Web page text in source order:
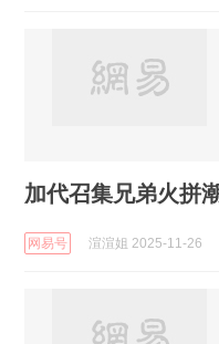
加代召集兄弟火拼
网易号 渲渲姐 2025-11-26